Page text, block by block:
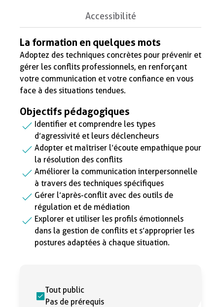
Accessibilité
La formation en quelques mots
Adoptez des techniques concrètes pour prévenir et
gérer les conflits professionnels, en renforçant
votre communication et votre confiance en vous
face à des situations tendues.
Objectifs pédagogiques
Identifier et comprendre les types
d’agressivité et leurs déclencheurs
Adopter et maîtriser l’écoute empathique pour
la résolution des conflits
Améliorer la communication interpersonnelle
à travers des techniques spécifiques
Gérer l’après-conflit avec des outils de
régulation et de médiation
Explorer et utiliser les profils émotionnels
dans la gestion de conflits et s’approprier les
postures adaptées à chaque situation.
Tout public
Pas de prérequis